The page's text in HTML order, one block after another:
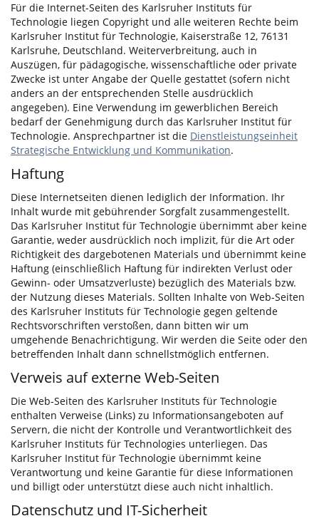
Für die Internet-Seiten des Karlsruher Instituts für
Technologie liegen Copyright und alle weiteren Rechte beim
Karlsruher Institut für Technologie, Kaiserstraße 12, 76131
Karlsruhe, Deutschland. Weiterverbreitung, auch in
Auszügen, für pädagogische, wissenschaftliche oder private
Zwecke ist unter Angabe der Quelle gestattet (sofern nicht
anders an der entsprechenden Stelle ausdrücklich
angegeben). Eine Verwendung im gewerblichen Bereich
bedarf der Genehmigung durch das Karlsruher Institut für
Technologie. Ansprechpartner ist die Dienstleistungseinheit
Strategische Entwicklung und Kommunikation.
Haftung
Diese Internetseiten dienen lediglich der Information. Ihr
Inhalt wurde mit gebührender Sorgfalt zusammengestellt.
Das Karlsruher Institut für Technologie übernimmt aber keine
Garantie, weder ausdrücklich noch implizit, für die Art oder
Richtigkeit des dargebotenen Materials und übernimmt keine
Haftung (einschließlich Haftung für indirekten Verlust oder
Gewinn- oder Umsatzverluste) bezüglich des Materials bzw.
der Nutzung dieses Materials. Sollten Inhalte von Web-Seiten
des Karlsruher Instituts für Technologie gegen geltende
Rechtsvorschriften verstoßen, dann bitten wir um
umgehende Benachrichtigung. Wir werden die Seite oder den
betreffenden Inhalt dann schnellstmöglich entfernen.
Verweis auf externe Web-Seiten
Die Web-Seiten des Karlsruher Instituts für Technologie
enthalten Verweise (Links) zu Informationsangeboten auf
Servern, die nicht der Kontrolle und Verantwortlichkeit des
Karlsruher Instituts für Technologies unterliegen. Das
Karlsruher Institut für Technologie übernimmt keine
Verantwortung und keine Garantie für diese Informationen
und billigt oder unterstützt diese auch nicht inhaltlich.
Datenschutz und IT-Sicherheit